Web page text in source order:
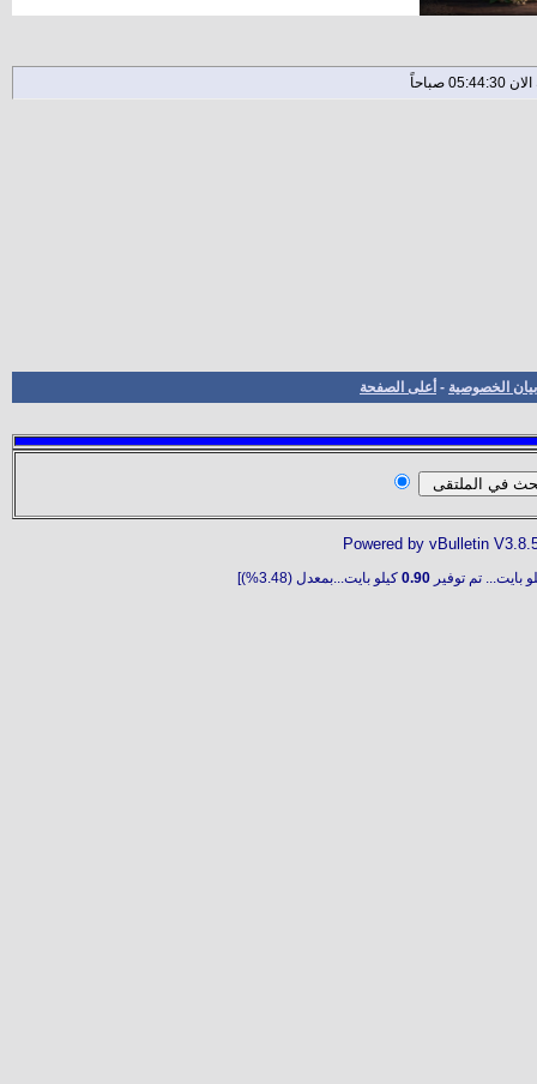
بيان الخصوصية - أعلى الصفحة
Powered by vBulletin
بايت... تم توفير 0.90 كيلو بايت...بمعدل (3.48%)]